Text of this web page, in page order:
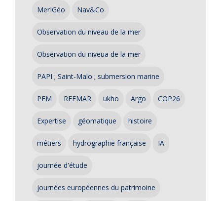
MerIGéo Nav&Co
Observation du niveau de la mer
Observation du niveua de la mer
PAPI ; Saint-Malo ; submersion marine
PEM REFMAR ukho Argo COP26
Expertise géomatique histoire
métiers hydrographie française IA
journée d'étude
journées européennes du patrimoine